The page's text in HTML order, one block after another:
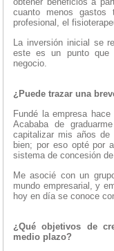
cuanto menos gastos
profesional, el
La inversión inicial se
este es un punto que
negocio.
¿Puede trazar una
Fundé la empresa
Acababa de
capitalizar mis años
bien; por eso opté por
sistema de concesión
Me asocié con un
mundo empresarial, y
hoy en día se conoce
¿Qué objetivos de
medio plazo?